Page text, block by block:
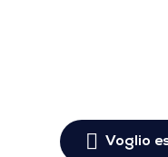
Voglio